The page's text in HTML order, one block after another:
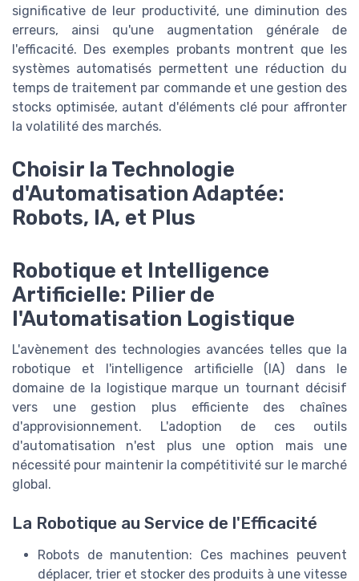
significative de leur productivité, une diminution des
erreurs, ainsi qu'une augmentation générale de
l'efficacité. Des exemples probants montrent que les
systèmes automatisés permettent une réduction du
temps de traitement par commande et une gestion des
stocks optimisée, autant d'éléments clé pour affronter
la volatilité des marchés.
Choisir la Technologie
d'Automatisation Adaptée:
Robots, IA, et Plus
Robotique et Intelligence
Artificielle: Pilier de
l'Automatisation Logistique
L'avènement des technologies avancées telles que la
robotique et l'intelligence artificielle (IA) dans le
domaine de la logistique marque un tournant décisif
vers une gestion plus efficiente des chaînes
d'approvisionnement. L'adoption de ces outils
d'automatisation n'est plus une option mais une
nécessité pour maintenir la compétitivité sur le marché
global.
La Robotique au Service de l'Efficacité
Robots de manutention: Ces machines peuvent
déplacer, trier et stocker des produits à une vitesse